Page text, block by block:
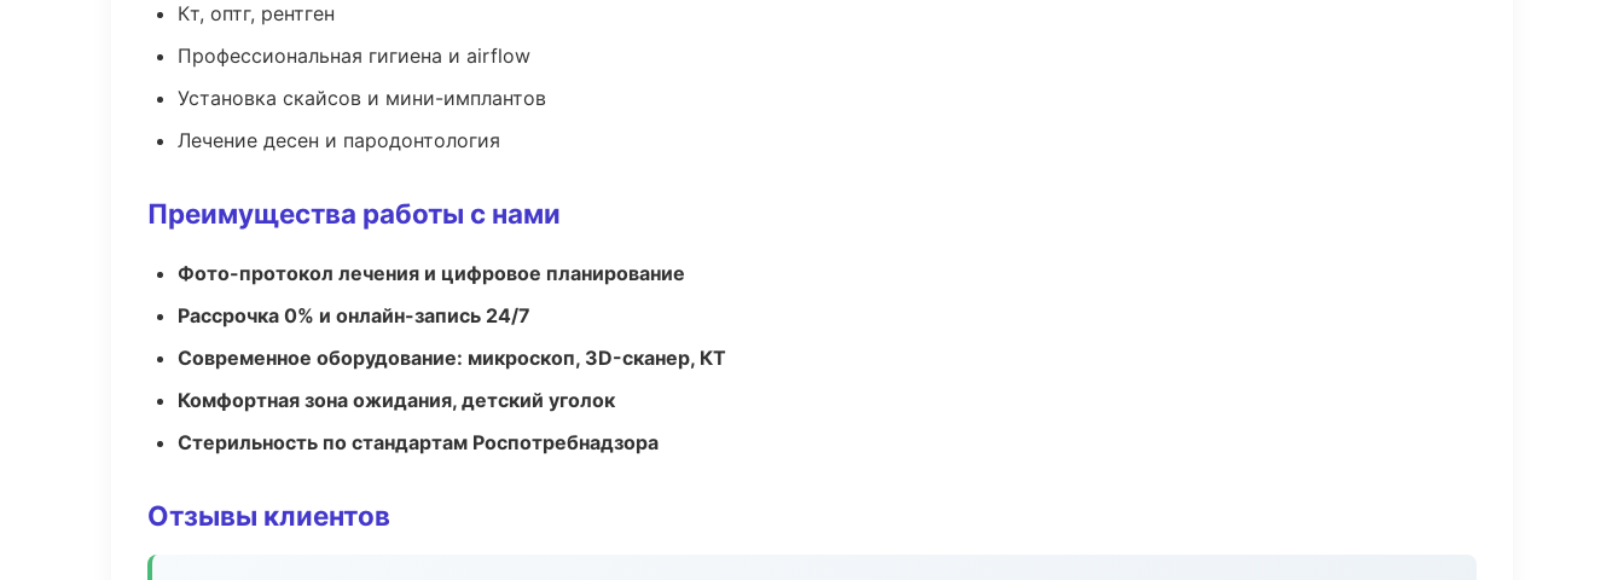
Кт, оптг, рентген
Профессиональная гигиена и airflow
Установка скайсов и мини-имплантов
Лечение десен и пародонтология
Преимущества работы с нами
Фото-протокол лечения и цифровое планирование
Рассрочка 0% и онлайн-запись 24/7
Современное оборудование: микроскоп, 3D-сканер, КТ
Комфортная зона ожидания, детский уголок
Стерильность по стандартам Роспотребнадзора
Отзывы клиентов